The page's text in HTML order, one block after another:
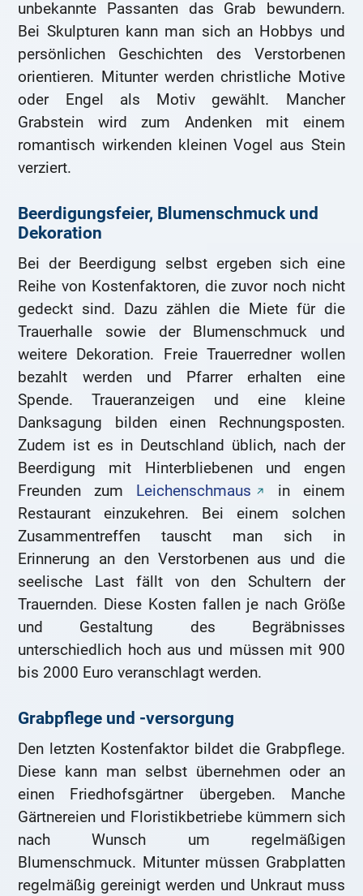
unbekannte Passanten das Grab bewundern.
Bei Skulpturen kann man sich an Hobbys und
persönlichen Geschichten des Verstorbenen
orientieren. Mitunter werden christliche Motive
oder Engel als Motiv gewählt. Mancher
Grabstein wird zum Andenken mit einem
romantisch wirkenden kleinen Vogel aus Stein
verziert.
Beerdigungsfeier, Blumenschmuck und
Dekoration
Bei der Beerdigung selbst ergeben sich eine
Reihe von Kostenfaktoren, die zuvor noch nicht
gedeckt sind. Dazu zählen die Miete für die
Trauerhalle sowie der Blumenschmuck und
weitere Dekoration. Freie Trauerredner wollen
bezahlt werden und Pfarrer erhalten eine
Spende. Traueranzeigen und eine kleine
Danksagung bilden einen Rechnungsposten.
Zudem ist es in Deutschland üblich, nach der
Beerdigung mit Hinterbliebenen und engen
Freunden zum Leichenschmaus
in einem
Restaurant einzukehren. Bei einem solchen
Zusammentreffen tauscht man sich in
Erinnerung an den Verstorbenen aus und die
seelische Last fällt von den Schultern der
Trauernden. Diese Kosten fallen je nach Größe
und Gestaltung des Begräbnisses
unterschiedlich hoch aus und müssen mit 900
bis 2000 Euro veranschlagt werden.
Grabpflege und -versorgung
Den letzten Kostenfaktor bildet die Grabpflege.
Diese kann man selbst übernehmen oder an
einen Friedhofsgärtner übergeben. Manche
Gärtnereien und Floristikbetriebe kümmern sich
nach Wunsch um regelmäßigen
Blumenschmuck. Mitunter müssen Grabplatten
regelmäßig gereinigt werden und Unkraut muss